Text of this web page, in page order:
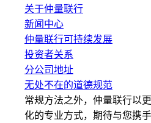
关于仲量联行
新闻中心
仲量联行可持续发展
投资者关系
分公司地址
无处不在的道德规范
常规方法之外，仲量联行以
化的专业方式，期待与您携